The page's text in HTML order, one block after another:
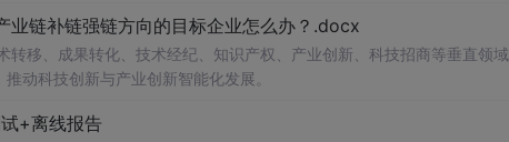
业链补链强链方向的目标企业怎么办？.docx
移、成果转化、技术经纪、知识产权、产业创新、科技招商等垂直领域
动科技创新与产业创新智能化发展。
+离线报告